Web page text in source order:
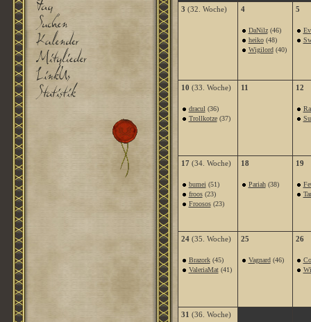
3 (32. Woche) 4
DaNilz(46)
heiko(48)
Wigilord(40)
5
10 (33. Woche)
dracul (36)
Trollkotze(37)
11 12
17(34. Woche)
bumei (51)
froos(23)
Froosos(23)
18
Pariah(38)
19
24(35. Woche)
Brazork(45)
ValeriaMat(41)
25
Vagnard(46)
26
31 (36. Woche)